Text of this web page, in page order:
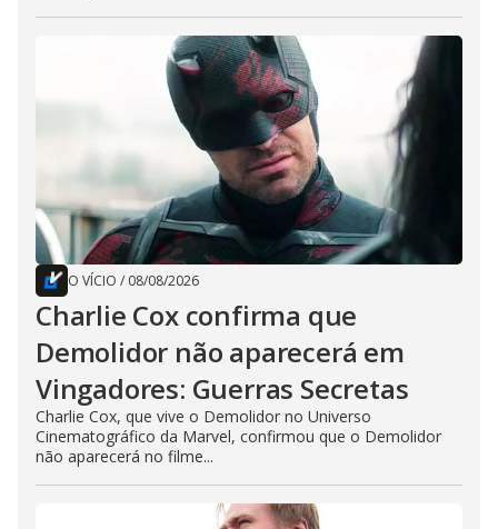
O VÍCIO / 08/08/2026
Charlie Cox confirma que
Demolidor não aparecerá em
Vingadores: Guerras Secretas
Charlie Cox, que vive o Demolidor no Universo
Cinematográfico da Marvel, confirmou que o Demolidor
não aparecerá no filme...